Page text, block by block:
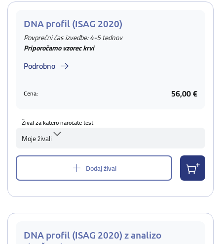
DNA profil (ISAG 2020)
Povprečni čas izvedbe: 4-5 tednov
Priporočamo vzorec krvi
Podrobno
Cena: 56,00 €
Žival za katero naročate test
Moje živali
Dodaj žival
DNA profil (ISAG 2020) z analizo